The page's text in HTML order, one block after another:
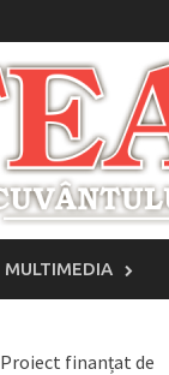
MULTIMEDIA
Proiect finanțat de